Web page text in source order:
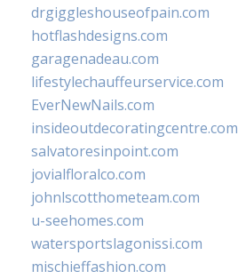
drgiggleshouseofpain.com
hotflashdesigns.com
garagenadeau.com
lifestylechauffeurservice.com
EverNewNails.com
insideoutdecoratingcentre.com
salvatoresinpoint.com
jovialfloralco.com
johnlscotthometeam.com
u-seehomes.com
watersportslagonissi.com
mischieffashion.com